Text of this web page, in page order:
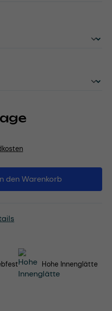
den gewünschten
den Warenkorb
Hohe Innenglätte